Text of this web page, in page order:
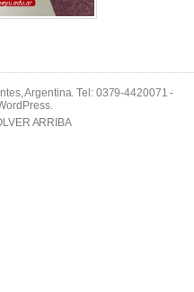
Argentina. Tel: 0379-4420071 -
.
ARRIBA